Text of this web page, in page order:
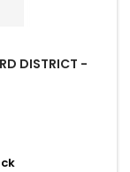
DISTRICT -